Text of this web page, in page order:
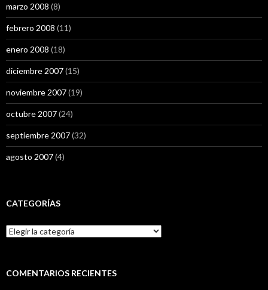
marzo 2008 (8)
febrero 2008 (11)
enero 2008 (18)
diciembre 2007(15)
noviembre 2007(19)
octubre 2007(24)
septiembre 2007(32)
agosto 2007(4)
CATEGORÍAS
Categorías
COMENTARIOS RECIENTES